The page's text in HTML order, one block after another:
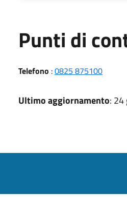
Punti di
Telefono :0825 875100
Ultimo aggiornamento: